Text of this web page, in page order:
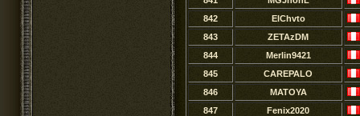
842
ElChvto
843
ZETAzDM
844
Merlin9421
845
CAREPALO
846
MATOYA
847
Fenix2020